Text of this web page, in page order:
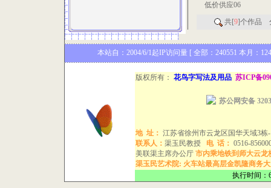
低价供应06
共[9]个作品
本站自：2004/6/1起IP访问量 [ 全部：240551 本月：
版权所有： 花鸟字写法及用品 苏ICP备
苏公网安备
地 址： 江苏省徐州市云龙区国华天域3
联系人： 渠玉民教授电 话： 0516-
美联渠主席办公厅市内乘地铁到师大云龙
渠玉民艺术院: 火车站最高层金凯隆商务大
执行时间：